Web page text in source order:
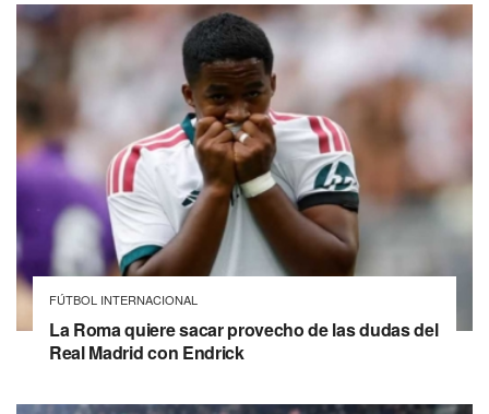
FÚTBOL INTERNACIONAL
La Roma quiere sacar provecho de las dudas del
Real Madrid con Endrick